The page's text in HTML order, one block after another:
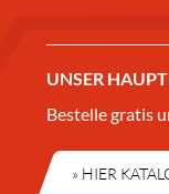
UNSER
Bestelle gratis
» HIER